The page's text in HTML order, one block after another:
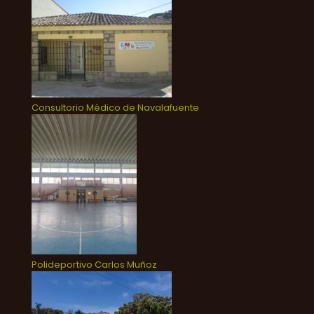
Consultorio Médico de Navalafuente
Polideportivo Carlos Muñoz